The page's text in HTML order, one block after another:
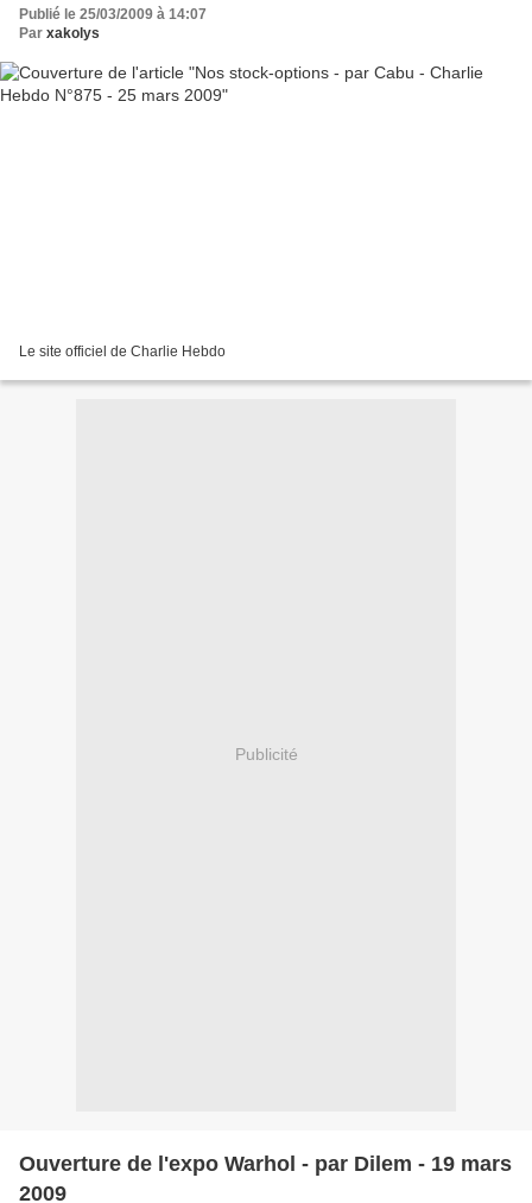
Publié le 25/03/2009 à 14:07
Par xakolys
Le site officiel de Charlie Hebdo
Publicité
Ouverture de l'expo Warhol - par Dilem - 19 mars
2009